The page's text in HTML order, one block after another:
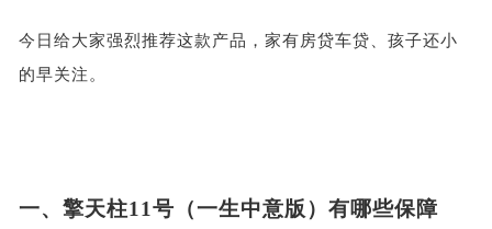
今日给大家强烈推荐这款产品，家有房贷车贷、孩子还小
的早关注。
一、 擎天柱11号（一生中意版）有哪些保障